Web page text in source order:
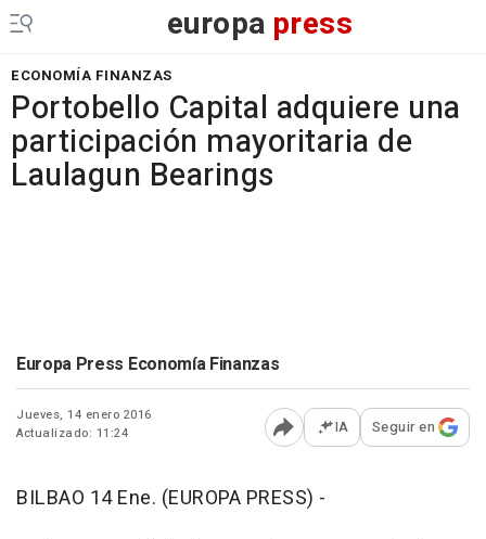
europa press
ECONOMÍA FINANZAS
Portobello Capital adquiere una
participación mayoritaria de
Laulagun Bearings
Europa Press Economía Finanzas
Jueves, 14 enero 2016
Actualizado: 11:24
Abrir opciones para
IA Seguir en
BILBAO 14 Ene. (EUROPA PRESS) -